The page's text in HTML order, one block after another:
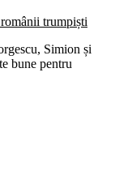
Simion și
bune pentru